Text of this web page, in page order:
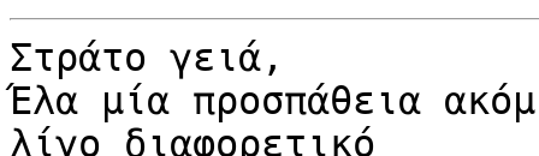
Στράτο γειά,
Έλα μία προσπάθεια
λίγο διαφορετικό